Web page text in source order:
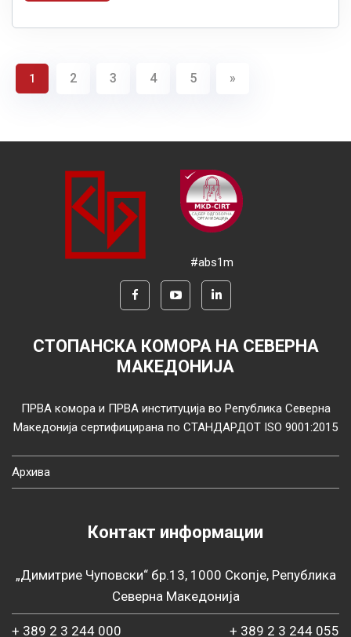
1 2 3 4 5 »
#abs1m
СТОПАНСКА КОМОРА НА СЕВЕРНА
МАКЕДОНИЈА
ПРВА комора и ПРВА институција во Република Северна
Македонија сертифицирана по СТАНДАРДОТ ISO 9001:2015
Архива
Контакт информации
„Димитрие Чуповски“ бр.13, 1000 Скопје, Република
Северна Македонија
+ 389 2 3 244 000 + 389 2 3 244 055